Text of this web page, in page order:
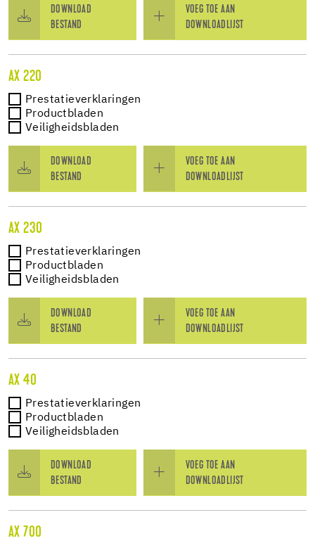
DOWNLOAD
BESTAND
VOEG TOE AAN
DOWNLOADLIJST
AX 220
Prestatieverklaringen
Productbladen
Veiligheidsbladen
DOWNLOAD
BESTAND
VOEG TOE AAN
DOWNLOADLIJST
AX 230
Prestatieverklaringen
Productbladen
Veiligheidsbladen
DOWNLOAD
BESTAND
VOEG TOE AAN
DOWNLOADLIJST
AX 40
Prestatieverklaringen
Productbladen
Veiligheidsbladen
DOWNLOAD
BESTAND
VOEG TOE AAN
DOWNLOADLIJST
AX 700